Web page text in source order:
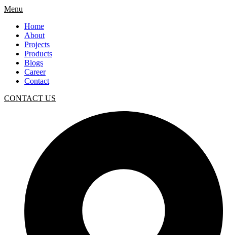
Menu
Home
About
Projects
Products
Blogs
Career
Contact
CONTACT US